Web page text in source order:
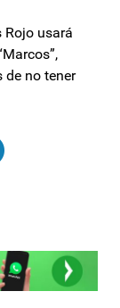
Rojo usará
de no tener